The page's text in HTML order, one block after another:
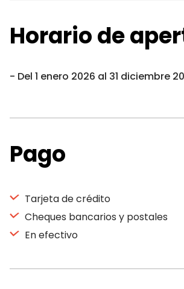
Horario de
Del 1 enero 2026 al 31 diciembre
Pago
Tarjeta de crédito
Cheques bancarios y postales
En efectivo